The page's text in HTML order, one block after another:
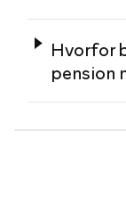
Hvorfor
pension